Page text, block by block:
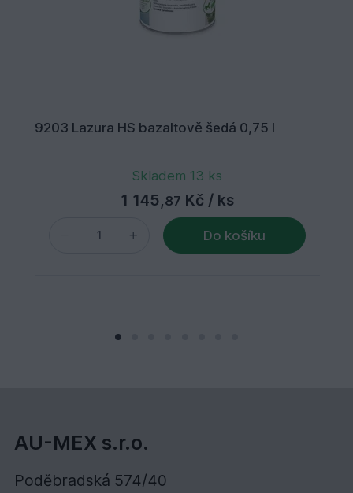
9203 Lazura HS bazaltově šedá 0,75 l
Skladem 13 ks
1 145,87 Kč / ks
Do košíku
AU-MEX s.r.o.
Poděbradská 574/40